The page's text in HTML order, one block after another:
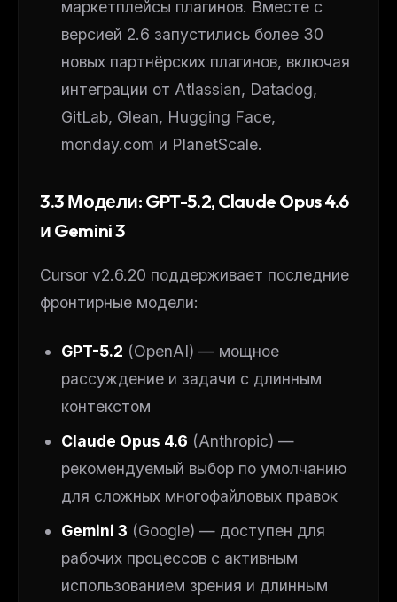
маркетплейсы плагинов. Вместе с
версией 2.6 запустились более 30
новых партнёрских плагинов, включая
интеграции от Atlassian, Datadog,
GitLab, Glean, Hugging Face,
monday.com и PlanetScale.
3.3 Модели: GPT-5.2, Claude Opus 4.6
и Gemini 3
Cursor v2.6.20 поддерживает последние
фронтирные модели:
GPT-5.2 (OpenAI) — мощное
рассуждение и задачи с длинным
контекстом
Claude Opus 4.6 (Anthropic) —
рекомендуемый выбор по умолчанию
для сложных многофайловых правок
Gemini 3 (Google) — доступен для
рабочих процессов с активным
использованием зрения и длинным